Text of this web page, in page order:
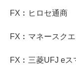
FX︰ヒロセ通商
FX︰マネースク
FX︰三菱UFJ eス